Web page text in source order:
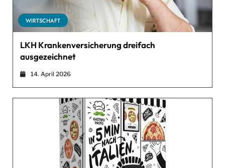
WIRTSCHAFT
LKH Krankenversicherung dreifach
ausgezeichnet
14. April 2026